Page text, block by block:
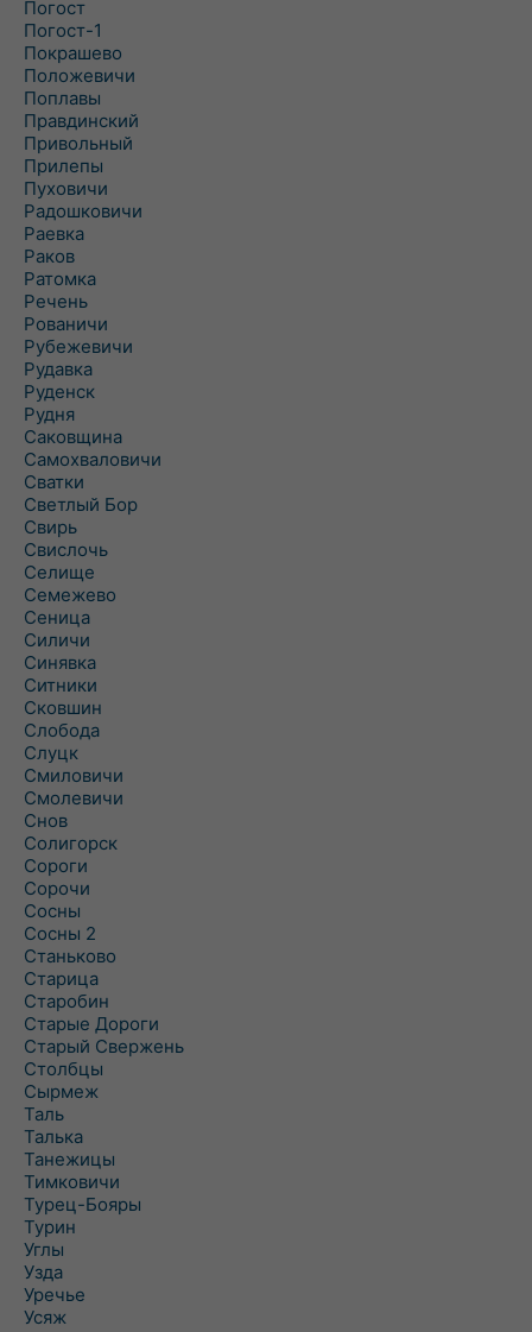
Погост
Погост-1
Покрашево
Положевичи
Поплавы
Правдинский
Привольный
Прилепы
Пуховичи
Радошковичи
Раевка
Раков
Ратомка
Речень
Рованичи
Рубежевичи
Рудавка
Руденск
Рудня
Саковщина
Самохваловичи
Сватки
Светлый Бор
Свирь
Свислочь
Селище
Семежево
Сеница
Силичи
Синявка
Ситники
Сковшин
Слобода
Слуцк
Смиловичи
Смолевичи
Снов
Солигорск
Сороги
Сорочи
Сосны
Сосны 2
Станьково
Старица
Старобин
Старые Дороги
Старый Свержень
Столбцы
Сырмеж
Таль
Талька
Танежицы
Тимковичи
Турец-Бояры
Турин
Углы
Узда
Уречье
Усяж